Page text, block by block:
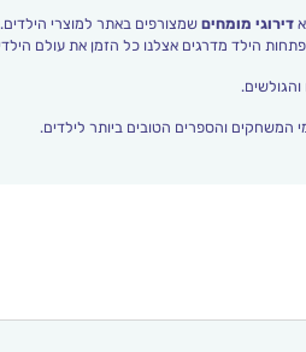
דירוגי מומחיםשמצורפים באתר למוצרי הילדים.
והספרים הטובים ביותר לילדים.